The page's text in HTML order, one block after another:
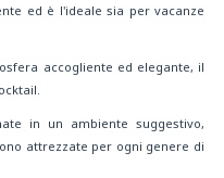
ed è l'ideale sia per vacanze
accogliente ed elegante, il
in un ambiente suggestivo,
attrezzate per ogni genere di